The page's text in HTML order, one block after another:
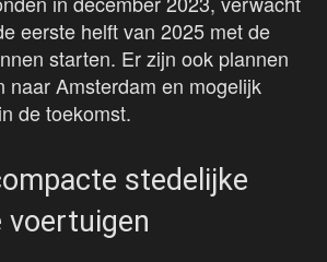
eerste helft van 2025 met de
starten. Er zijn ook plannen
naar Amsterdam en mogelijk
de toekomst.
stedelijke
voertuigen